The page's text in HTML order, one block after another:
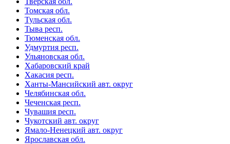
Томская обл.
Тульская обл.
Тыва респ.
Тюменская обл.
Удмуртия респ.
Ульяновская обл.
Хабаровский край
Хакасия респ.
Ханты-Мансийский авт. округ
Челябинская обл.
Чеченская респ.
Чувашия респ.
Чукотский авт. округ
Ямало-Ненецкий авт. округ
Ярославская обл.